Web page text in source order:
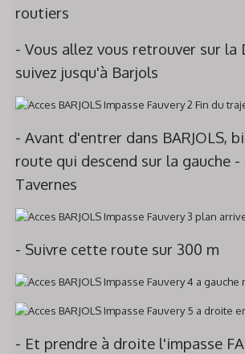
routiers
- Vous allez vous retrouver sur la
suivez jusqu'à Barjols
- Avant d'entrer dans BARJOLS,
route qui descend sur la gauche
Tavernes
- Suivre cette route sur 300 m
- Et prendre à droite l'impasse